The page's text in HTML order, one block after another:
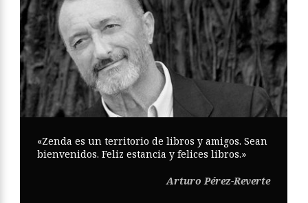
«Zenda es un territorio de libros y amigos. Sean
bienvenidos. Feliz estancia y felices libros.»
Arturo Pérez-Reverte